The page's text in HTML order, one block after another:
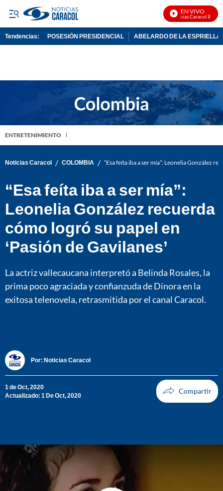
EN VIVO
Noticias Caracol En Vivo
Tendencias: POSESIÓN PRESIDENCIAL ABELARDO DE LA ESPRIELLA
ENTRETENIMIENTO
Noticias Caracol / COLOMBIA / “Esa feíta iba a ser mía”: Leonelia González
“Esa feíta iba a ser mía”:
Leonelia González recuerda
cómo logró su papel en
‘Pasión de Gavilanes’
La actriz vallecaucana interpretó a Belinda Rosales, la
prima poco agraciada y confianzuda de Dínora en la
exitosa telenovela, retrasmitida por el canal Caracol.
Por: Noticias Caracol
1 de Oct, 2020
Actualizado: 1 De Oct, 2020